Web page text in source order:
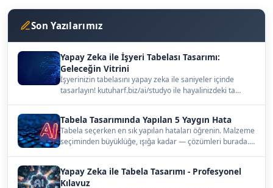
Son Yazılarımız
Yapay Zeka ile İşyeri Tabelası Tasarımı:
Geleceğin Vitrini
İşyerinizin tabelasını yapay zeka ile saniyeler içinde
tasarlayın! kutuharf.biz/ai/studyo ile hayalinizdeki ta…
Tabela Tasarımında Yapılan 5 Yaygın Hata
Tabela seçerken en sık yapılan hataları öğrenin. Malzeme
seçiminden büyüklüğe, ışığa kadar — çözümleri burada.…
Yapay Zeka ile Tabela Tasarımı - Profesyonel
Kılavuz